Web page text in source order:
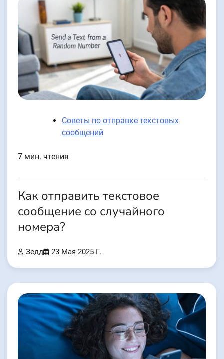
Советы по отправке текстовых
сообщений
7 мин. чтения
Как отправить текстовое
сообщение со случайного
номера?
Зедд 23 Мая 2025 Г.